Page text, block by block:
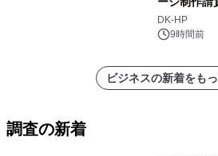
DK-HP
9時間前
ビジネスの新着をも
調査の新着